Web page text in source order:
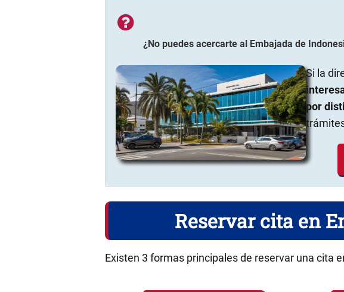
¿No puedes acercarte al Embajada de
Si la
por
Reservar cita en
Existen 3 formas principales de reservar una cita